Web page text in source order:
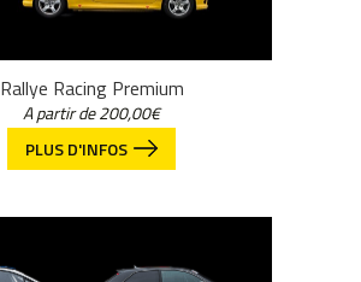
Rallye Racing Premium
A partir de200,00€
PLUS D'INFOS